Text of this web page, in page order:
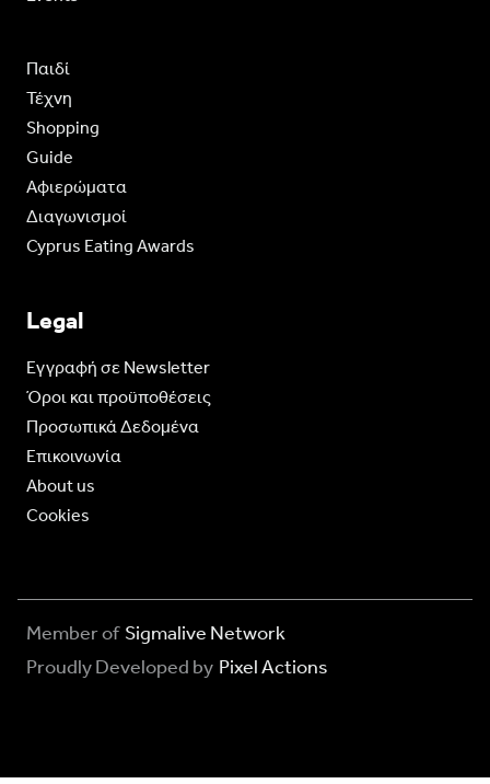
Παιδί
Τέχνη
Shopping
Guide
Aφιερώματα
Διαγωνισμοί
Cyprus Eating Awards
Legal
Eγγραφή σε Newsletter
Όροι και προϋποθέσεις
Προσωπικά Δεδομένα
Επικοινωνία
About us
Cookies
Member of Sigmalive Network
Proudly Developed by Pixel Actions